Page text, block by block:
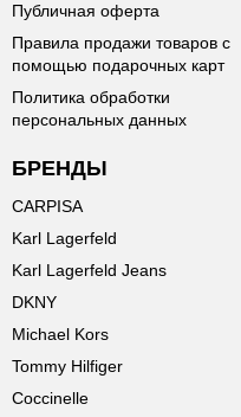
Публичная оферта
Правила продажи товаров с
помощью подарочных карт
Политика обработки
персональных данных
БРЕНДЫ
CARPISA
Karl Lagerfeld
Karl Lagerfeld Jeans
DKNY
Michael Kors
Tommy Hilfiger
Coccinelle